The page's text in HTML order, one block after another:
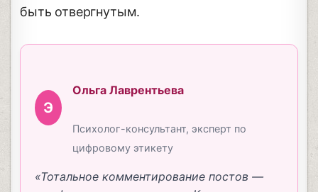
быть отвергнутым.
Э
Ольга Лаврентьева
Психолог-консультант, эксперт по
цифровому этикету
«Тотальное комментирование постов —